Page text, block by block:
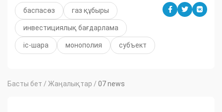
баспасөз газ құбыры
инвестициялық бағдарлама
іс-шара монополия субъект
Басты бет / Жаңалықтар / 07 news